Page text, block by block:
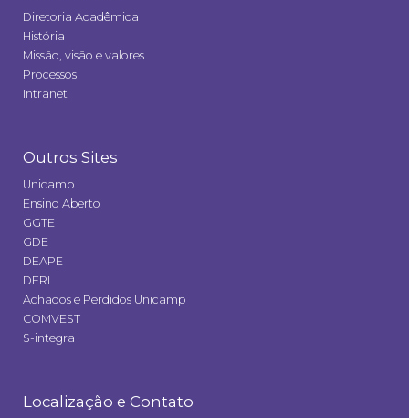
Diretoria Acadêmica
História
Missão, visão e valores
Processos
Intranet
Outros Sites
Unicamp
Ensino Aberto
GGTE
GDE
DEAPE
DERI
Achados e Perdidos Unicamp
COMVEST
S-integra
Localização e Contato